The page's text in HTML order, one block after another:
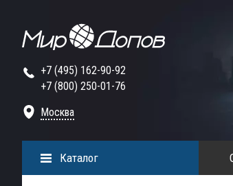
+7 (495) 162-90-92
+7 (800) 250-01-76
Москва
Каталог